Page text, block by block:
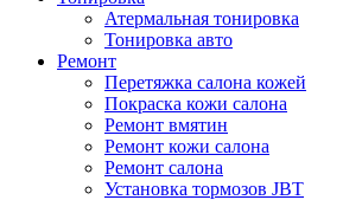
Атермальная тонировка
Тонировка авто
Ремонт
Перетяжка салона кожей
Покраска кожи салона
Ремонт вмятин
Ремонт кожи салона
Ремонт салона
Установка тормозов JBT